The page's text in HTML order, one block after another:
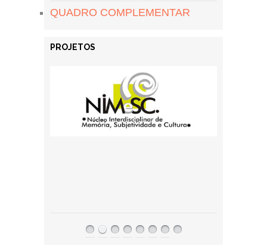
QUADRO COMPLEMENTAR
PROJETOS